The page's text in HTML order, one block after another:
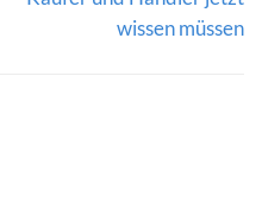
wissen müssen